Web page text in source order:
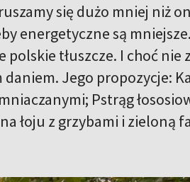
się dużo mniej niż
energetyczne są
tłuszcze. I choć nie
Jego propozycje:
Pstrąg
łoju z grzybami i zieloną